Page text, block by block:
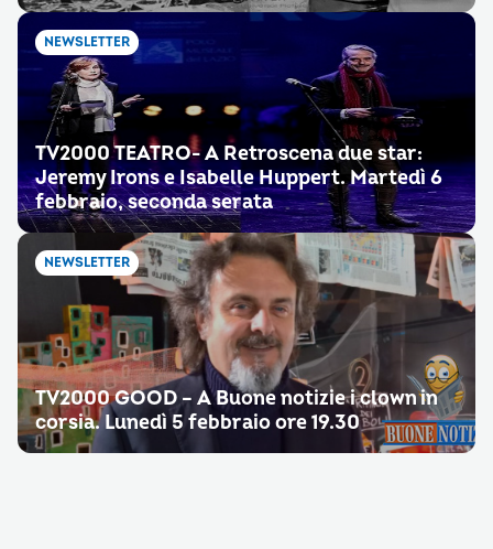
NEWSLETTER
TV2000 TEATRO- A Retroscena due star:
Jeremy Irons e Isabelle Huppert. Martedì 6
febbraio, seconda serata
NEWSLETTER
TV2000 GOOD – A Buone notizie i clown in
corsia. Lunedì 5 febbraio ore 19.30